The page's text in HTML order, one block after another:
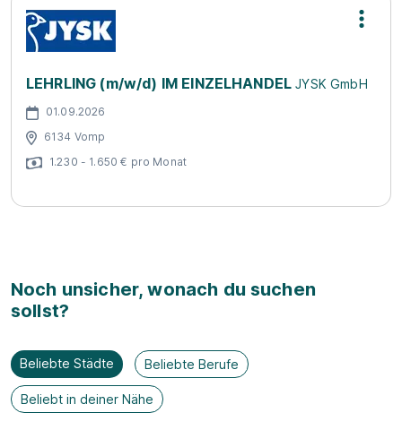
LEHRLING (m/w/d) IM EINZELHANDELJYSK GmbH
01.09.2026
6134 Vomp
1.230 - 1.650 € pro Monat
Noch unsicher, wonach du suchen
sollst?
Beliebte Städte Beliebte Berufe
Beliebt in deiner Nähe